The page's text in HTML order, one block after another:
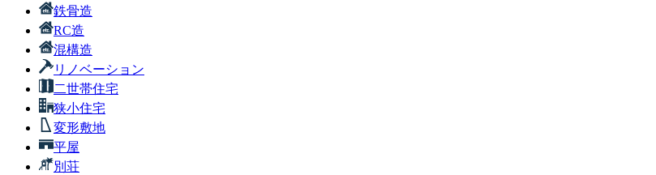
鉄骨造
RC造
混構造
リノベーション
二世帯住宅
狭小住宅
変形敷地
平屋
別荘